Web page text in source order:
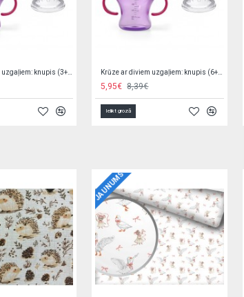
Krūze ar neslīdošu riņķi EXOTIC ANIMALS 2/100 yellow
9,90€
Ielikt grozā
JAUNUMS